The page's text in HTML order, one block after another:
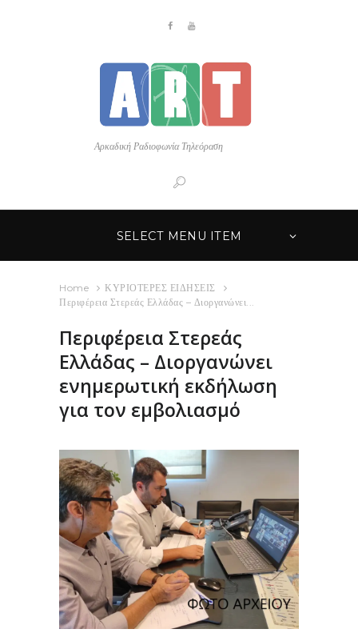
Αρκαδική Ραδιοφωνία Τηλεόραση
SELECT MENU ITEM
Home
ΚΥΡΙΟΤΕΡΕΣ ΕΙΔΗΣΕΙΣ
Περιφέρεια Στερεάς Ελλάδας – Διοργανώνει...
Περιφέρεια Στερεάς
Ελλάδας – Διοργανώνει
ενημερωτική εκδήλωση
για τον εμβολιασμό